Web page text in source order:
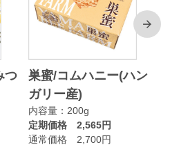
つ
巣蜜/コムハニー(ハン
ガリー産)
内容量：200g
定期価格 2,565円
通常価格 2,700円
次